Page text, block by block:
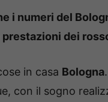
i numeri del
dei
in casa Bologna
con il sogno